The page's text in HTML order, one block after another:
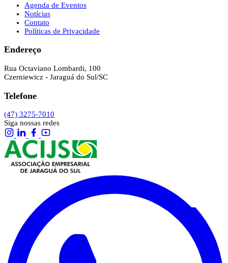
Agenda de Eventos
Notícias
Contato
Políticas de Privacidade
Endereço
Rua Octaviano Lombardi, 100
Czerniewicz - Jaraguá do Sul/SC
Telefone
(47) 3275-7010
Siga nossas redes